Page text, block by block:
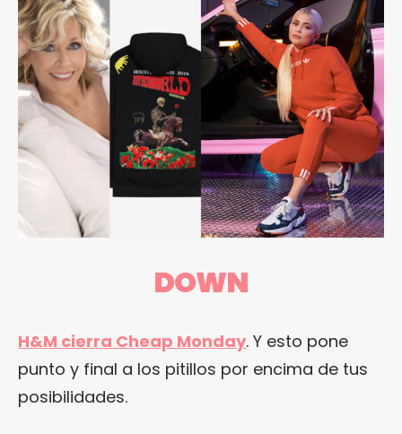
DOWN
H&M cierra Cheap Monday. Y esto pone
punto y final a los pitillos por encima de tus
posibilidades.